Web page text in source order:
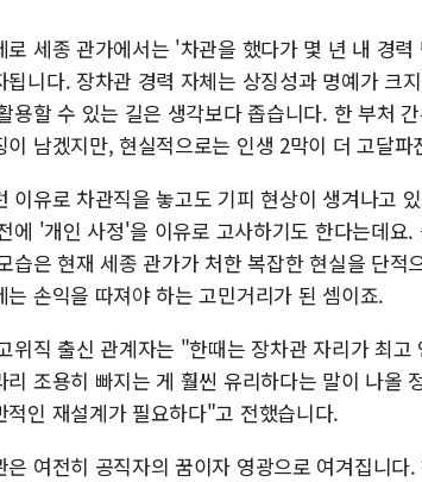
로 세종 관가에서는 '차관을 했다가 몇 년 내 경
됩니다. 장차관 경력 자체는 상징성과 명예가 크
용할 수 있는 길은 생각보다 좁습니다. 한 부처
이 남겠지만, 현실적으로는 인생 2막이 더 고달
이유로 차관직을 놓고도 기피 현상이 생겨나고
에 '개인 사정'을 이유로 고사하기도 한다는데
습은 현재 세종 관가가 처한 복잡한 현실을 단
는 손익을 따져야 하는 고민거리가 된 셈이죠.
위직 출신 관계자는 "한때는 장차관 자리가 최
리 조용히 빠지는 게 훨씬 유리하다는 말이 나올
적인 재설계가 필요하다"고 전했습니다.
은 여전히 공직자의 꿈이자 영광으로 여겨집니